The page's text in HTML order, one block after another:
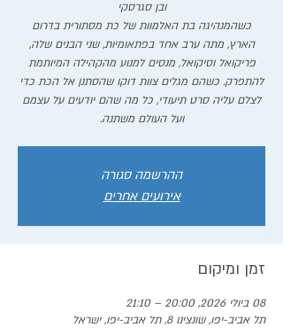
כשהמנהיגה בת האלמוות של כת מסתורית בדרום
הארץ, מתה ערב אחד בפתאומיות, שני הבנים שלה,
פריקואל וסיקואל, מנסים למנוע מהקהילה המיותמת
להתפרק. כשהם מגלים צוות דוקו שהסתנן אל הכת כדי
לצלם עליה סרט תיעודי, כל מה שהם יודעים על עצמם
ועל העולם משתנה.
ההרשמה סגורה
אירועים אחרים
זמן ומיקום
08 ביולי 2026, 20:00 – 21:10
תל אביב-יפו, שונצינו 8, תל אביב-יפו, ישראל